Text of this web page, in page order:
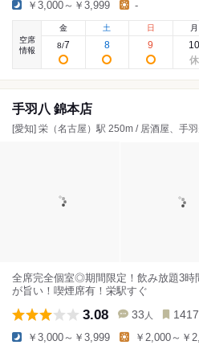
￥3,000～￥3,999 -
空席
情報
金
8/7
土
8
日
9
月
10
手羽八 錦本店
[愛知] 栄（名古屋）駅 250m / 居酒屋、手
全席完全個室◎期間限定！飲み放題3
が旨い！喫煙席有！栄駅すぐ
3.08 33 人 1417
￥3,000～￥3,999 ￥2,000～￥